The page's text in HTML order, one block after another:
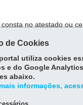
no atestado ou
é imediata.
de Cookies
utiliza cookies
e do Google
abaixo.
mais informações,